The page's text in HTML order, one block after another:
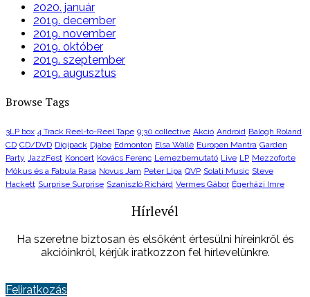
2020. január
2019. december
2019. november
2019. október
2019. szeptember
2019. augusztus
Browse Tags
3LP box 4 Track Reel-to-Reel Tape 9:30 collective Akció Android Balogh Roland
CD CD/DVD Digipack Djabe Edmonton Elsa Wallé Europen Mantra Garden
Party JazzFest Koncert Kovács Ferenc Lemezbemutató Live LP Mezzoforte
Mókus és a Fabula Rasa Novus Jam Peter Lipa QVP Solati Music Steve
Hackett Surprise Surprise Szaniszló Richárd Vermes Gábor Égerházi Imre
Hírlevél
Ha szeretne biztosan és elsőként értesülni híreinkről és
akcióinkról, kérjük iratkozzon fel hírlevelünkre.
Feliratkozás